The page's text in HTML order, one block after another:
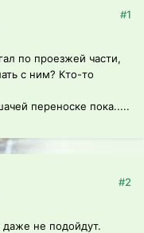
#1
по проезжей части,
с ним? Кто-то
переноске пока.....
#2
даже не подойдут.